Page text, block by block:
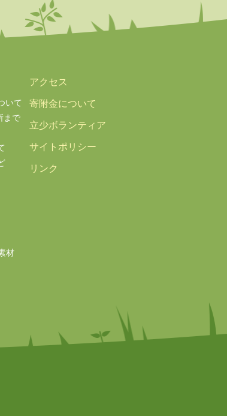
いて
まで
材
アクセス
寄附金について
立少ボランティア
サイトポリシー
リンク